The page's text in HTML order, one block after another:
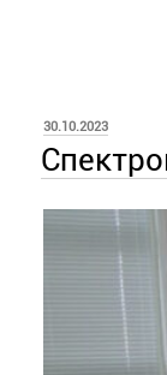
ОПУБЛИКОВАНО
30.10.2023